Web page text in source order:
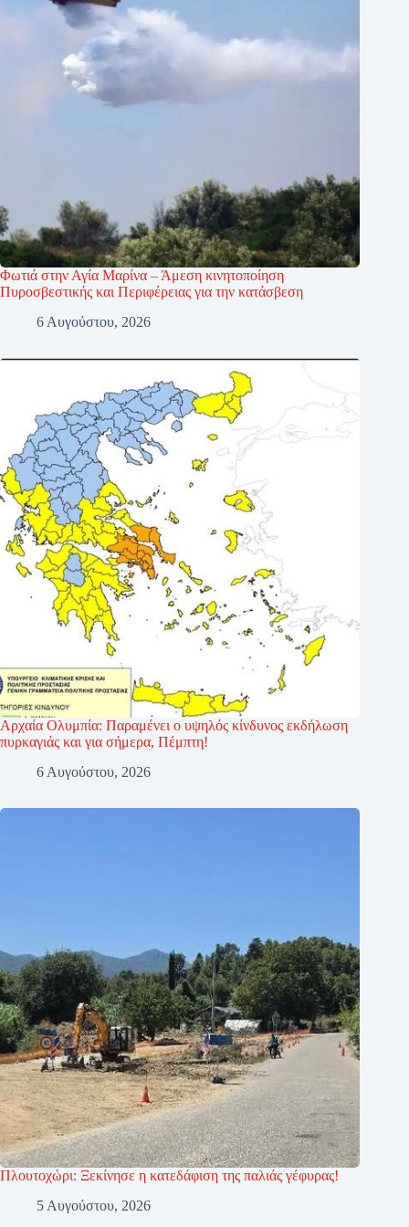
Φωτιά στην Αγία Μαρίνα – Άμεση κινητοποίηση
Πυροσβεστικής και Περιφέρειας για την κατάσβεση
6 Αυγούστου, 2026
Αρχαία Ολυμπία: Παραμένει ο υψηλός κίνδυνος εκδήλωση
πυρκαγιάς και για σήμερα, Πέμπτη!
6 Αυγούστου, 2026
Πλουτοχώρι: Ξεκίνησε η κατεδάφιση της παλιάς γέφυρας!
5 Αυγούστου, 2026